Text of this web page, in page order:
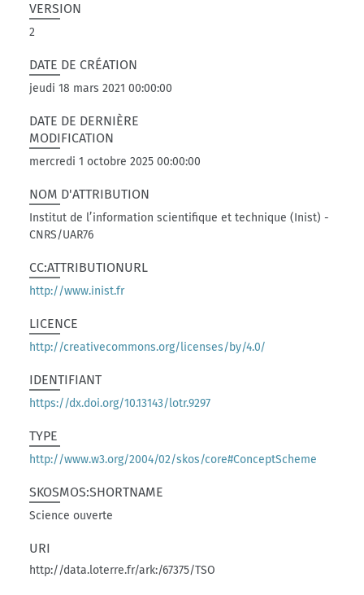
VERSION
2
DATE DE CRÉATION
jeudi 18 mars 2021 00:00:00
DATE DE DERNIÈRE
MODIFICATION
mercredi 1 octobre 2025 00:00:00
NOM D'ATTRIBUTION
Institut de l’information scientifique et technique (Inist) -
CNRS/UAR76
CC:ATTRIBUTIONURL
http://www.inist.fr
LICENCE
http://creativecommons.org/licenses/by/4.0/
IDENTIFIANT
https://dx.doi.org/10.13143/lotr.9297
TYPE
http://www.w3.org/2004/02/skos/core#ConceptScheme
SKOSMOS:SHORTNAME
Science ouverte
URI
http://data.loterre.fr/ark:/67375/TSO